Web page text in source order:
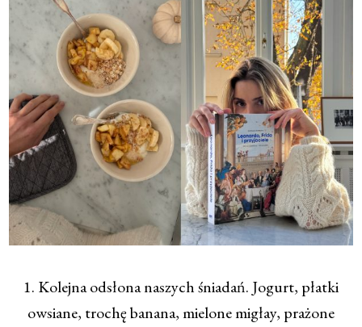
1. Kolejna odsłona naszych śniadań. Jogurt, płatki
owsiane, trochę banana, mielone migłay, prażone